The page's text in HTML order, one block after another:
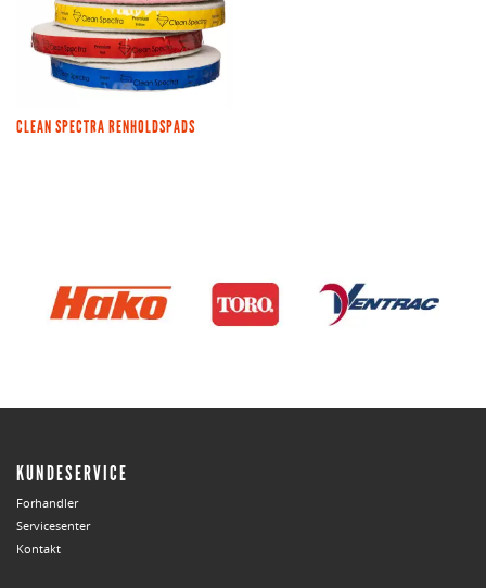
CLEAN SPECTRA RENHOLDSPADS
KUNDESERVICE
Forhandler
Servicesenter
Kontakt